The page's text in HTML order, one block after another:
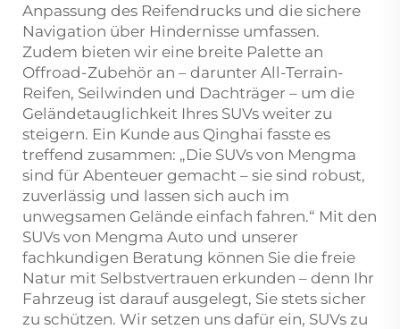
Anpassung des Reifendrucks und die sichere
Navigation über Hindernisse umfassen.
Zudem bieten wir eine breite Palette an
Offroad-Zubehör an – darunter All-Terrain-
Reifen, Seilwinden und Dachträger – um die
Geländetauglichkeit Ihres SUVs weiter zu
steigern. Ein Kunde aus Qinghai fasste es
treffend zusammen: „Die SUVs von Mengma
sind für Abenteuer gemacht – sie sind robust,
zuverlässig und lassen sich auch im
unwegsamen Gelände einfach fahren.“ Mit den
SUVs von Mengma Auto und unserer
fachkundigen Beratung können Sie die freie
Natur mit Selbstvertrauen erkunden – denn Ihr
Fahrzeug ist darauf ausgelegt, Sie stets sicher
zu schützen. Wir setzen uns dafür ein, SUVs zu